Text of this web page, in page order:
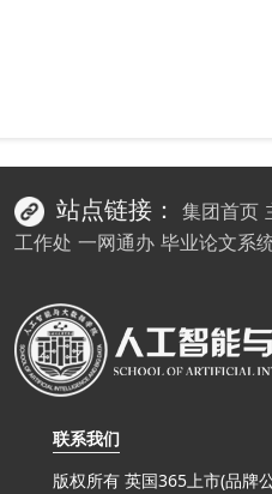
站点链接： 集团首页
工作处 一网通办 毕业论文系
联系我们
版权所有 英国365上市(品牌